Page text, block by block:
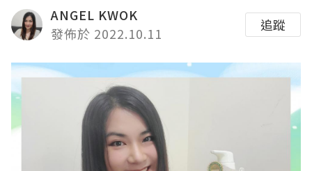
ANGEL KWOK
發佈於 2022.10.11
追蹤